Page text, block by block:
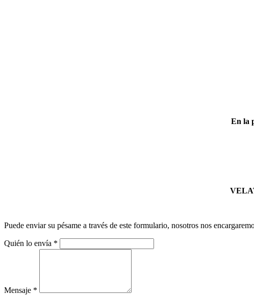
En la
Puede enviar su pésame a través de este formulario, nosotros nos
Quién lo envía *
Mensaje *